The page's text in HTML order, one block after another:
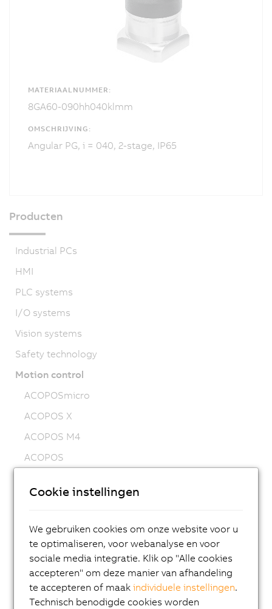
MATERIAALNUMMER:
8GA60-090hh040klmm
OMSCHRIJVING:
Angular PG, i = 040, 2-stage, IP65
Producten
Industrial PCs
HMI
PLC systems
I/O systems
Vision systems
Safety technology
Motion control
ACOPOSmicro
ACOPOS X
ACOPOS M4
ACOPOS
ACOPOSmulti
ACOPOSmotor
Variable frequency drives (VFD)
8LS-4 synchronous motors
8MS-4 synchronous motors
Cookie instellingen
We gebruiken cookies om onze website voor u
te optimaliseren, voor webanalyse en voor
sociale media integratie. Klik op "Alle cookies
accepteren" om deze manier van afhandeling
te accepteren of maakindividuele instellingen.
Technisch benodigde cookies worden